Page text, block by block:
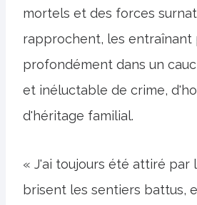
mortels et des forces
rapprochent, les entraînant
profondément dans un
et inéluctable de crime,
d'héritage familial.
« J'ai toujours été attiré par
brisent les sentiers battus,